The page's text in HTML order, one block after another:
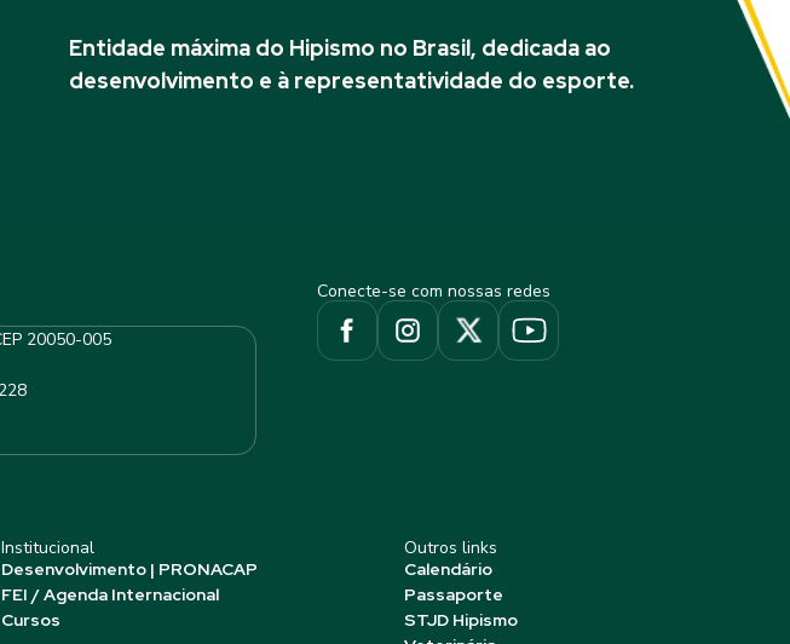
Entidade máxima do Hipismo no Brasil, dedicada ao
desenvolvimento e à representatividade do esporte.
20050-005
Conecte-se com nossas redes
Institucional
Desenvolvimento | PRONACAP
FEI / Agenda Internacional
Cursos
Outros links
Calendário
Passaporte
STJD Hipismo